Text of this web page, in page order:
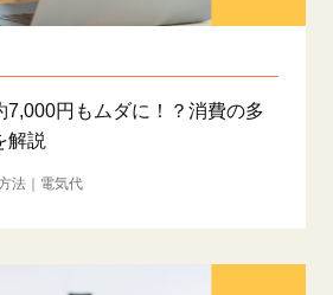
7,000円もムダに！？消費の多
解説
法 電気代